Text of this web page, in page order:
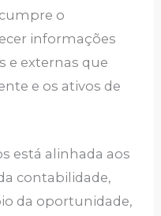
o
informações
e externas que
e os ativos de
está alinhada aos
contabilidade,
da oportunidade,